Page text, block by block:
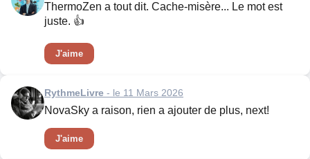
ThermoZen a tout dit. Cache-misère... Le mot est
juste. 👍
J'aime
RythmeLivre - le 11 Mars 2026
NovaSky a raison, rien a ajouter de plus, next!
J'aime